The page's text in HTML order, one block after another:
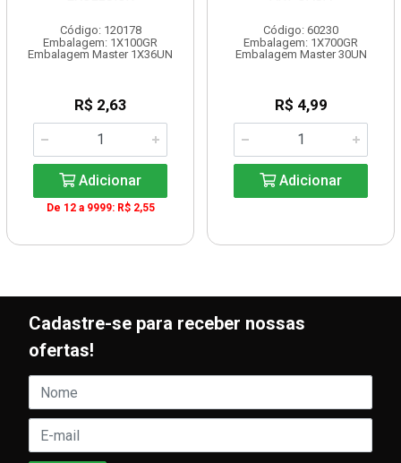
Código: 120178
Embalagem: 1X100GR
Embalagem Master 1X36UN
R$ 2,63
Adicionar
De 12 a 9999: R$ 2,55
Código: 60230
Embalagem: 1X700GR
Embalagem Master 30UN
R$ 4,99
Adicionar
Cadastre-se para receber nossas
ofertas!